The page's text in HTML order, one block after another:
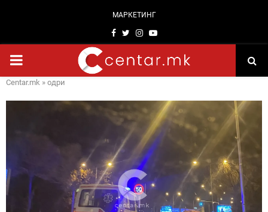
МАРКЕТИНГ
Facebook
TwitterInstagram
Youtube
PRIMARY
Centar.mk » одри